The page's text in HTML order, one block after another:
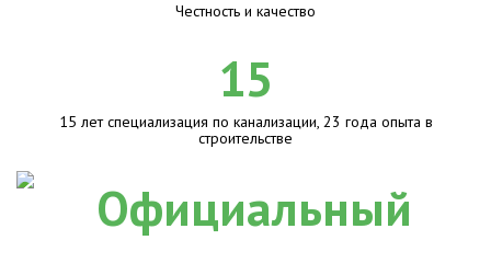
Честность и качество
15
15 лет специализация по канализации, 23 года опыта в
строительстве